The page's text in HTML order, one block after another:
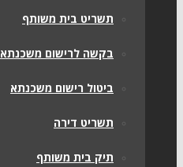
תשריט בית משותף
בקשה לרישום משכנתא
ביטול רישום משכנתא
תשריט דירה
תיק בית משותף